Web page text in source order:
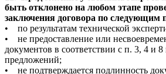
быть отклонено на любом этапе
заключения договора по следующим
•
по результатам технической
•
не предоставление или
документов в соответствии с п. 3, 4 и 8
предложений;
•
не подтверждается подлинность